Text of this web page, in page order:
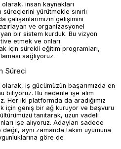
insan kaynakları
yürütmekle sınırlı
gelişimini
ve organizasyonel
bir sistem kurduk. Bu vizyon
etmek ve onları
için sürekli eğitim programları,
sağlıyoruz.
Süreci
iş gücümüzün başarımızda en
biliyoruz. Bu nedenle işe alım
Her iki platformda da aradığımız
için geniş bir ağ kuruyor ve başvuru
tanıtarak, uzun vadeli
işe alıyoruz. Adayları sadece
aynı zamanda takım uyumuna
göre de